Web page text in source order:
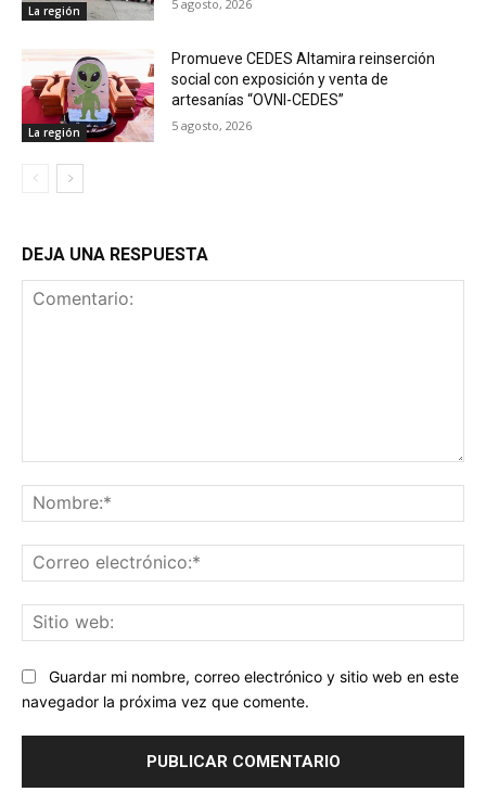
La región 5 agosto, 2026
La región
Promueve CEDES Altamira reinserción
social con exposición y venta de
artesanías “OVNI-CEDES”
5 agosto, 2026
DEJA UNA RESPUESTA
Guardar mi nombre, correo electrónico y sitio web en este
navegador la próxima vez que comente.